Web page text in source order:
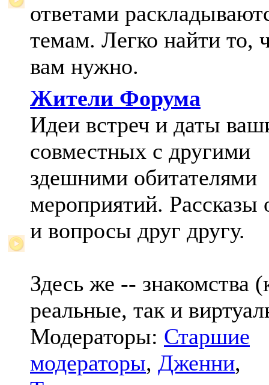
ответами
темам. Легко найти то,
вам нужно.
Жители Форума
Идеи встреч и даты
совместных с другими
здешними обитателями
мероприятий. Рассказы
и вопросы друг другу.
Здесь же -- знакомства
реальные, так и
Модераторы: Старшие
модераторы, Дженни,